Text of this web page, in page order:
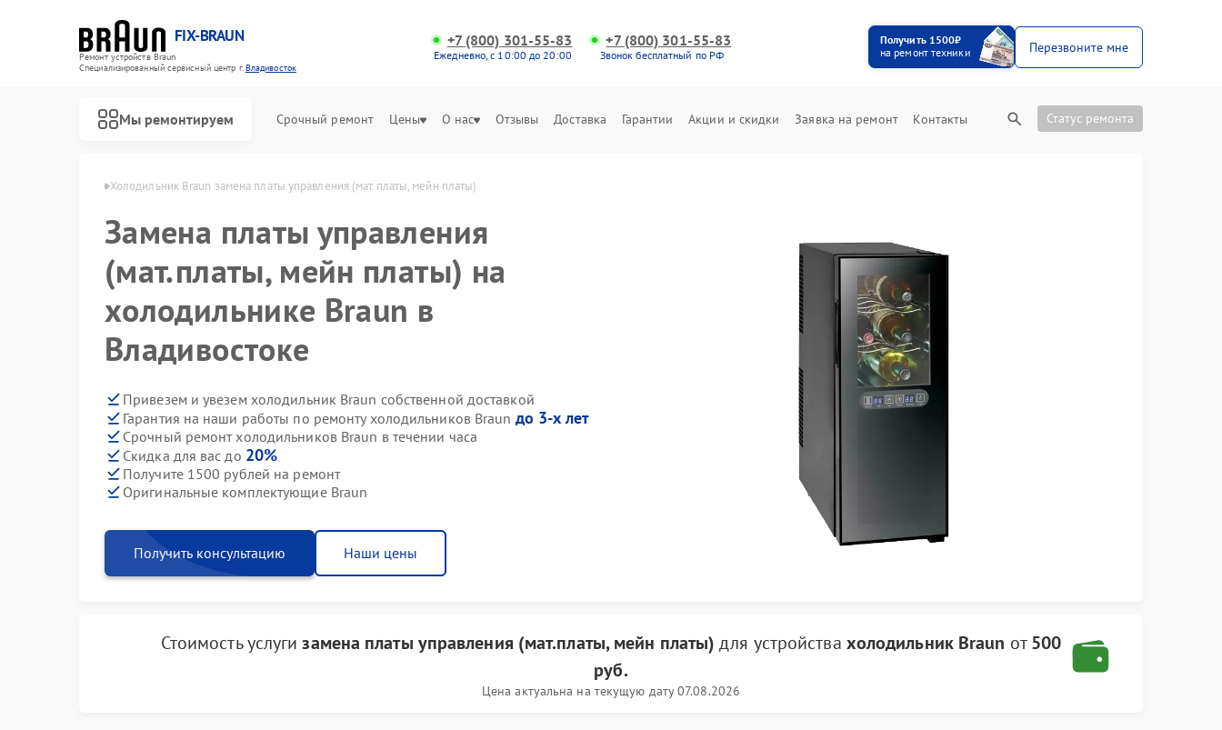
FIX-BRAUN
Ремонт устройств Braun
Специализированный cервисный центр г.Владивосток
+7 (800) 301-55-83
Ежедневно, с 10:00 до 20:00
+7 (800) 301-55-83
Звонок бесплатный по РФ
Получить 1500₽
на ремонт техники
Перезвоните мне
Мы ремонтируем Срочный ремонт Цены О нас Отзывы Доставка Гарантии Акции и скидки Заявка на ремонт Контакты Статус ремонта
Холодильник Braun замена платы управления (мат.платы, мейн платы)
Замена платы управления
(мат.платы, мейн платы) на
холодильнике Braun в
Владивостоке
Привезем и увезем холодильник Braun собственной доставкой
Гарантия на наши работы по ремонту холодильников Braun до 3-х лет
Срочный ремонт холодильников Braun в течении часа
Скидка для вас до 20%
Получите 1500 рублей на ремонт
Оригинальные комплектующие Braun
Получить консультацию Наши цены
Стоимость услугизамена платы управления (мат.платы, мейн платы) для устройства холодильник Braun от500
руб.
Цена актуальна на текущую дату 07.08.2026